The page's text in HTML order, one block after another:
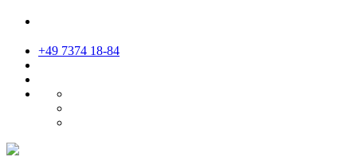
+49 7374 18-84